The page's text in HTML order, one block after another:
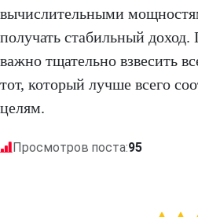
вычислительными
получать стабильный
важно тщательно взвесить
тот, который лучше всего
целям.
Просмотров поста:95